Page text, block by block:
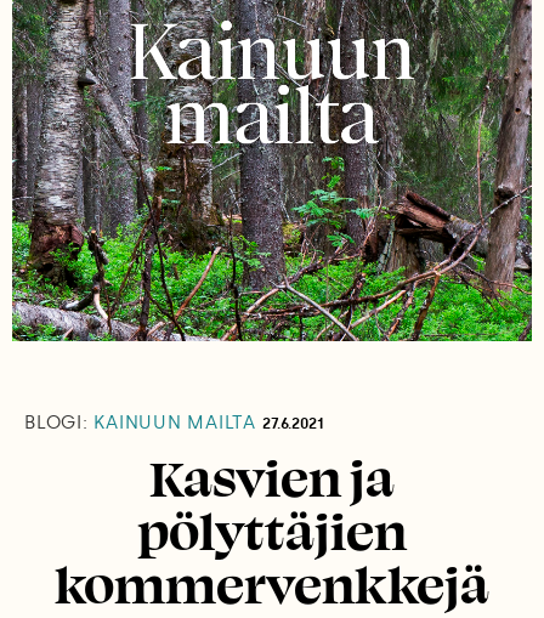
BLOGI: KAINUUN MAILTA 27.6.2021
Kasvien ja
pölyttäjien
kommervenkkejä